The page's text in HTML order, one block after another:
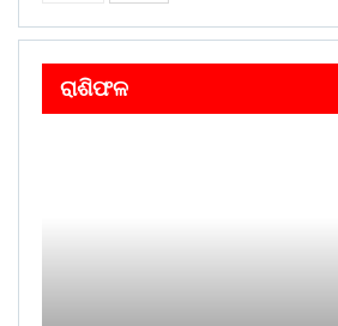
ରାଶିଫଳ